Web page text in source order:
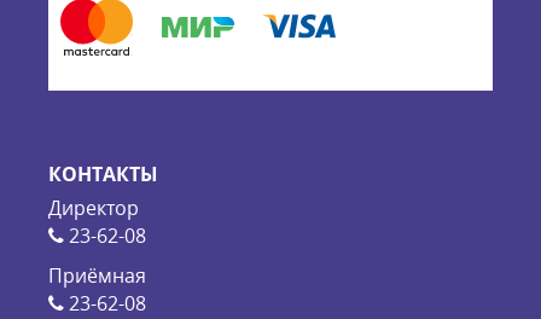
КОНТАКТЫ
Директор
23-62-08
Приёмная
23-62-08